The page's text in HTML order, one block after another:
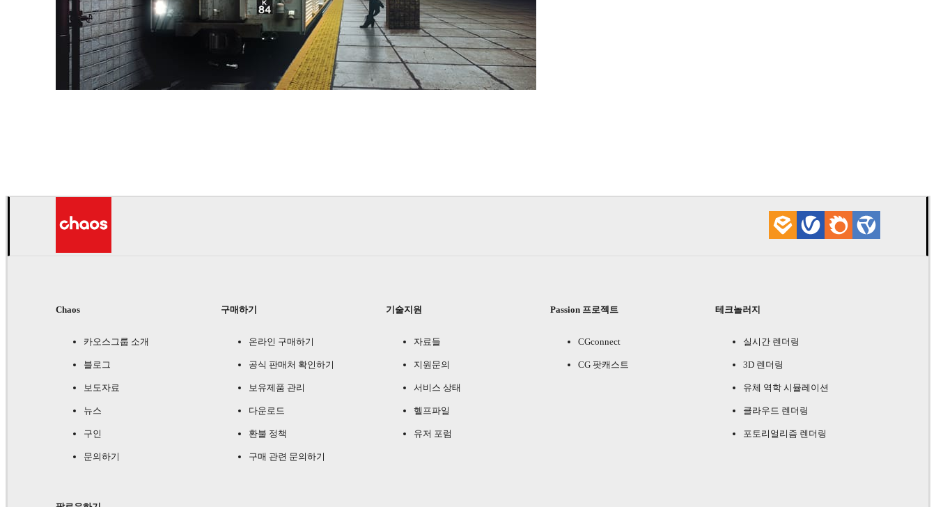
Chaos
카오스그룹 소개
블로그
보도자료
뉴스
구인
문의하기
구매하기
온라인 구매하기
공식 판매처 확인하기
보유제품 관리
다운로드
환불 정책
구매 관련 문의하기
기술지원
자료들
지원문의
서비스 상태
헬프파일
유저 포럼
Passion 프로젝트
CGconnect
CG 팟캐스트
테크놀러지
실시간 렌더링
3D 렌더링
유체 역학 시뮬레이션
클라우드 렌더링
포토리얼리즘 렌더링